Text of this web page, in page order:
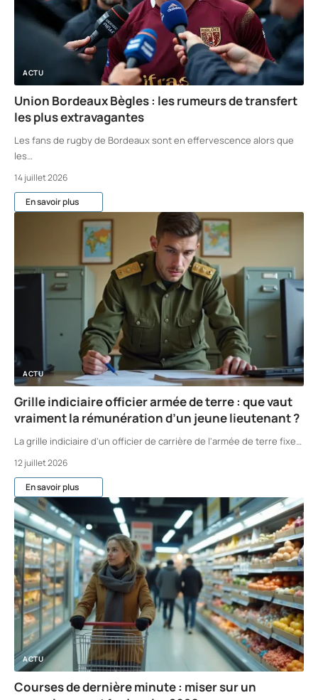
ACTU
Union Bordeaux Bègles : les rumeurs de transfert
les plus extravagantes
Les fans de rugby de Bordeaux sont en effervescence alors que
les…
14 juillet 2026
En savoir plus
ACTU
Grille indiciaire officier armée de terre : que vaut
vraiment la rémunération d’un jeune lieutenant ?
La grille indiciaire d'un officier de carrière de l'armée de terre fixe…
12 juillet 2026
En savoir plus
ACTU
Courses de dernière minute : miser sur un